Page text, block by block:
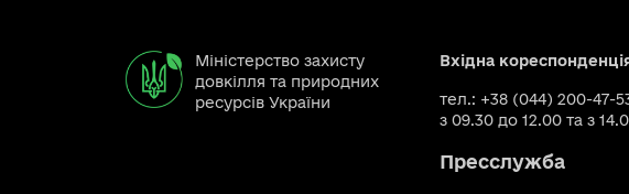
Міністерство захисту
довкілля та природних
ресурсів України
Вхідна
тел.: +38 (044) 200-47-
з 09.30 до 12.00 та з
Пресслужба